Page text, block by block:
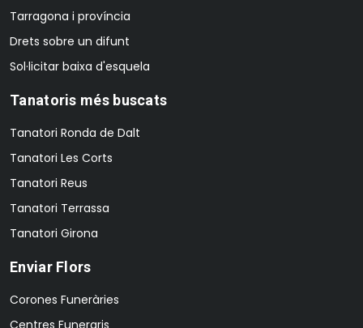
Tarragona i província
Drets sobre un difunt
Sol·licitar baixa d'esquela
Tanatoris més buscats
Tanatori Ronda de Dalt
Tanatori Les Corts
Tanatori Reus
Tanatori Terrassa
Tanatori Girona
Enviar Flors
Corones Funeràries
Centres Funeraris